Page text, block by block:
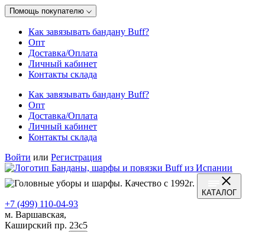
Помощь покупателю
Как завязывать бандану Buff?
Опт
Доставка/Оплата
Личный кабинет
Контакты склада
Как завязывать бандану Buff?
Опт
Доставка/Оплата
Личный кабинет
Контакты склада
Войти или Регистрация
КАТАЛОГ
+7 (499) 110-04-93
м. Варшавская,
Каширский пр. 23с5